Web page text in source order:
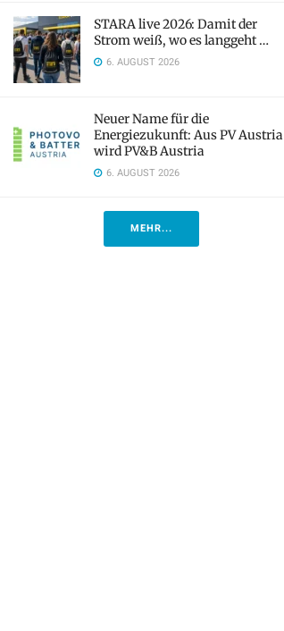
STARA live 2026: Damit der
Strom weiß, wo es langgeht …
6. AUGUST 2026
Neuer Name für die
Energiezukunft: Aus PV Austria
wird PV&B Austria
6. AUGUST 2026
MEHR...